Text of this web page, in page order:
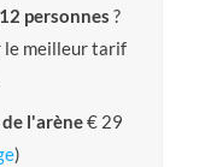
personnes ?
le meilleur tarif
de l'arène€ 29
)